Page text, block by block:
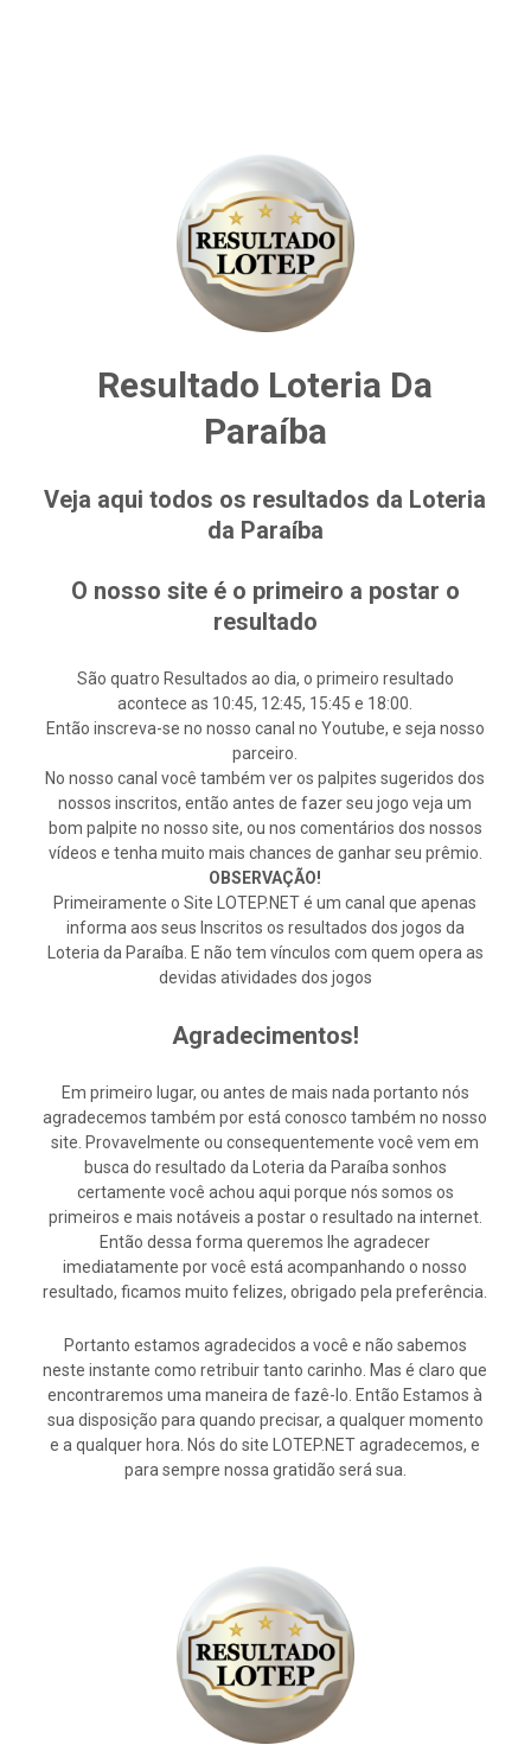
Resultado Loteria Da
Paraíba
Veja aqui todos os resultados da Loteria
da Paraíba
O nosso site é o primeiro a postar o
resultado
São quatro Resultados ao dia, o primeiro resultado
acontece as 10:45, 12:45, 15:45 e 18:00.
Então inscreva-se no nosso canal no Youtube, e seja nosso
parceiro.
No nosso canal você também ver os palpites sugeridos dos
nossos inscritos, então antes de fazer seu jogo veja um
bom palpite no nosso site, ou nos comentários dos nossos
vídeos e tenha muito mais chances de ganhar seu prêmio.
OBSERVAÇÃO!
Primeiramente o Site LOTEP.NET é um canal que apenas
informa aos seus Inscritos os resultados dos jogos da
Loteria da Paraíba. E não tem vínculos com quem opera as
devidas atividades dos jogos
Agradecimentos!
Em primeiro lugar, ou antes de mais nada portanto nós
agradecemos também por está conosco também no nosso
site. Provavelmente ou consequentemente você vem em
busca do resultado da Loteria da Paraíba sonhos
certamente você achou aqui porque nós somos os
primeiros e mais notáveis a postar o resultado na internet.
Então dessa forma queremos lhe agradecer
imediatamente por você está acompanhando o nosso
resultado, ficamos muito felizes, obrigado pela preferência.
Portanto estamos agradecidos a você e não sabemos
neste instante como retribuir tanto carinho. Mas é claro que
encontraremos uma maneira de fazê-lo. Então Estamos à
sua disposição para quando precisar, a qualquer momento
e a qualquer hora. Nós do site LOTEP.NET agradecemos, e
para sempre nossa gratidão será sua.